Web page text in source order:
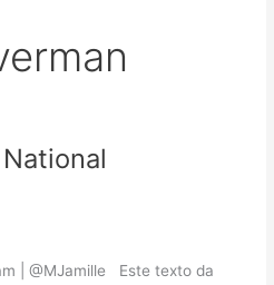
| @MJamille Este texto da